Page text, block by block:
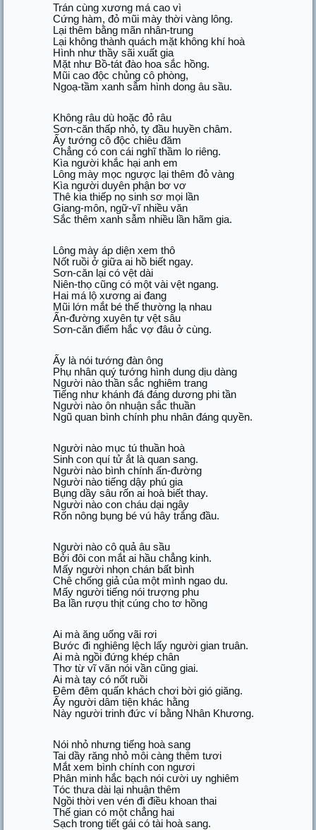
Trán cùng xương má cao vì
Cứng hàm, đỏ mũi mày thời vàng lông.
Lại thêm bằng mãn nhân-trung
Lại không thành quách mặt không khí hoà
Hình như thầy sãi xuất gia
Mặt như Bồ-tát đào hoa sắc hồng.
Mũi cao độc chủng cô phòng,
Ngoạ-tầm xanh sẫm hình dong âu sầu.
Không râu dù hoặc đỏ râu
Sơn-căn thấp nhỏ, tỵ đầu huyền châm.
Ấy tướng cô độc chiêu đăm
Chẳng có con cái nghĩ thầm lo riêng.
Kìa người khắc hại anh em
Lông mày mọc ngược lại thêm đỏ vàng
Kìa người duyên phận bơ vơ
Thê kia thiếp nọ sinh sơ mọi lần
Giang-môn, ngữ-vĩ nhiều văn
Sắc thêm xanh sẫm nhiều lần hãm gia.
Lông mày áp diện xem thô
Nốt ruồi ở giữa ai hồ biết ngay.
Sơn-căn lại có vệt dài
Niên-thọ cũng có một vài vệt ngang.
Hai má lộ xương ai đang
Mũi lớn mắt bé thế thường lạ nhau
Ấn-đường xuyên tự vệt sâu
Sơn-căn điểm hắc vợ đâu ở cùng.
Ấy là nói tướng đàn ông
Phụ nhân quý tướng hình dung dịu dàng
Người nào thần sắc nghiêm trang
Tiếng như khánh đá đáng dương phi tần
Người nào ôn nhuận sắc thuần
Ngũ quan bình chính phu nhân đáng quyền.
Người nào mục tú thuần hoà
Sinh con quí tử ắt là quan sang.
Người nào bình chính ấn-đường
Người nào tiếng dậy phú gia
Bụng dầy sâu rốn ai hoà biết thay.
Người nào con cháu dại ngây
Rốn nông bụng bé vú hây trắng đầu.
Người nào cô quả âu sầu
Bởi đôi con mắt ai hầu chẳng kinh.
Mấy người nhọn chán bất bình
Chê chống giả của một mình ngao du.
Mấy người tiếng nói trượng phu
Ba lần rượu thịt cúng cho tơ hồng
Ai mà ăng uống vãi rơi
Bước đi nghiêng lệch lấy người gian truân.
Ai mà ngồi đứng khép chân
Thơ từ vĩ vãn nói vần cũng giai.
Ai mà tay có nốt ruồi
Đêm đêm quấn khách chơi bời gió giăng.
Ấy người dâm tiện khác hằng
Này người trinh đức ví bằng Nhân Khương.
Nói nhỏ nhưng tiếng hoà sang
Tai dầy răng nhỏ môi càng thêm tươi
Mắt xem bình chính con ngươi
Phân minh hắc bạch nói cười uy nghiêm
Tóc thưa dài lại nhuận thêm
Ngồi thời ven vén đi điều khoan thai
Thế gian có một chẳng hai
Sạch trong tiết gái có tài hoà sang.